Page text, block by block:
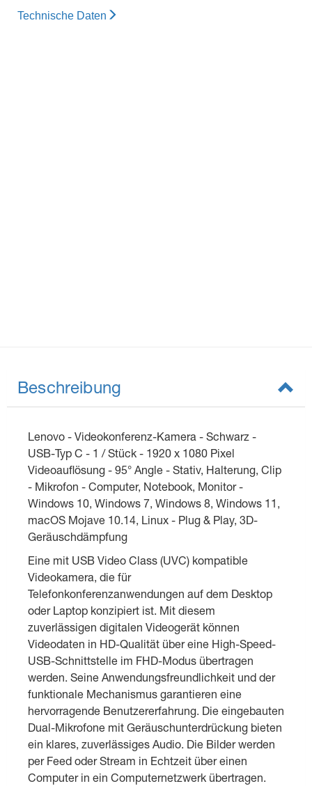
Technische Daten
Beschreibung
Lenovo - Videokonferenz-Kamera - Schwarz -
USB-Typ C - 1 / Stück - 1920 x 1080 Pixel
Videoauflösung - 95° Angle - Stativ, Halterung, Clip
- Mikrofon - Computer, Notebook, Monitor -
Windows 10, Windows 7, Windows 8, Windows 11,
macOS Mojave 10.14, Linux - Plug & Play, 3D-
Geräuschdämpfung
Eine mit USB Video Class (UVC) kompatible
Videokamera, die für
Telefonkonferenzanwendungen auf dem Desktop
oder Laptop konzipiert ist. Mit diesem
zuverlässigen digitalen Videogerät können
Videodaten in HD-Qualität über eine High-Speed-
USB-Schnittstelle im FHD-Modus übertragen
werden. Seine Anwendungsfreundlichkeit und der
funktionale Mechanismus garantieren eine
hervorragende Benutzererfahrung. Die eingebauten
Dual-Mikrofone mit Geräuschunterdrückung bieten
ein klares, zuverlässiges Audio. Die Bilder werden
per Feed oder Stream in Echtzeit über einen
Computer in ein Computernetzwerk übertragen.